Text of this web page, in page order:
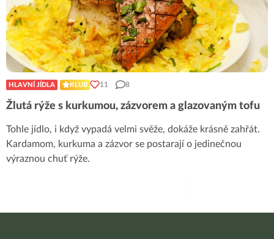
HLAVNÍ JÍDLA KLUB 11 8
Žlutá rýže s kurkumou, zázvorem a glazovaným tofu
Tohle jídlo, i když vypadá velmi svěže, dokáže krásně zahřát.
Kardamom, kurkuma a zázvor se postarají o jedinečnou
výraznou chuť rýže.